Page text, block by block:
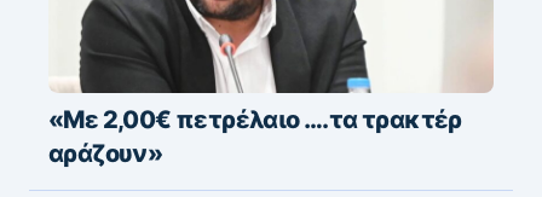
«Με 2,00€ πετρέλαιο ….τα τρακτέρ
αράζουν»